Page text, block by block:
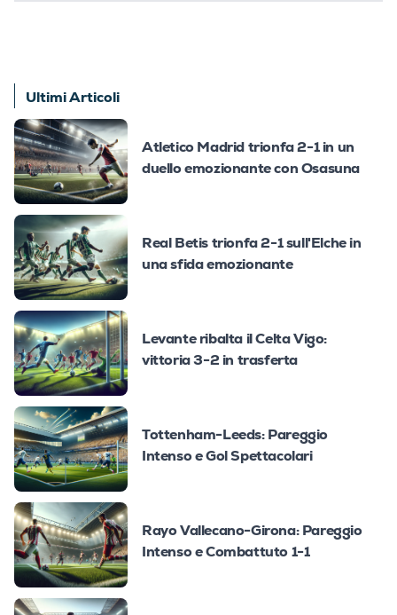
Ultimi Articoli
Atletico Madrid trionfa 2-1 in un
duello emozionante con Osasuna
Real Betis trionfa 2-1 sull'Elche in
una sfida emozionante
Levante ribalta il Celta Vigo:
vittoria 3-2 in trasferta
Tottenham-Leeds: Pareggio
Intenso e Gol Spettacolari
Rayo Vallecano-Girona: Pareggio
Intenso e Combattuto 1-1